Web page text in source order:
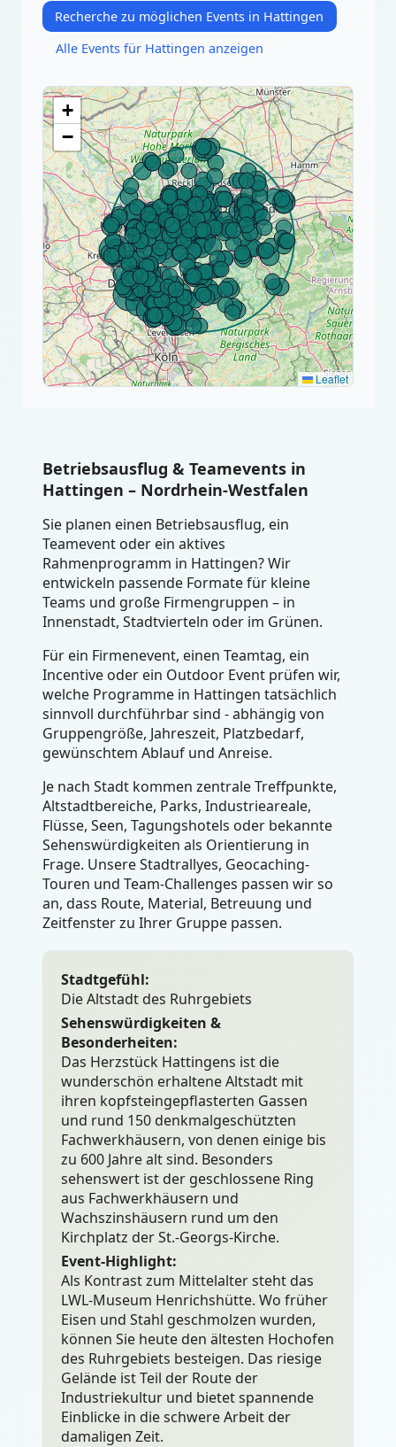
Recherche zu möglichen Events in Hattingen
Alle Events für Hattingen anzeigen
+
−
Leaflet
Betriebsausflug & Teamevents in
Hattingen – Nordrhein-Westfalen
Sie planen einen Betriebsausflug, ein
Teamevent oder ein aktives
Rahmenprogramm in Hattingen? Wir
entwickeln passende Formate für kleine
Teams und große Firmengruppen – in
Innenstadt, Stadtvierteln oder im Grünen.
Für ein Firmenevent, einen Teamtag, ein
Incentive oder ein Outdoor Event prüfen wir,
welche Programme in Hattingen tatsächlich
sinnvoll durchführbar sind - abhängig von
Gruppengröße, Jahreszeit, Platzbedarf,
gewünschtem Ablauf und Anreise.
Je nach Stadt kommen zentrale Treffpunkte,
Altstadtbereiche, Parks, Industrieareale,
Flüsse, Seen, Tagungshotels oder bekannte
Sehenswürdigkeiten als Orientierung in
Frage. Unsere Stadtrallyes, Geocaching-
Touren und Team-Challenges passen wir so
an, dass Route, Material, Betreuung und
Zeitfenster zu Ihrer Gruppe passen.
Stadtgefühl:
Die Altstadt des Ruhrgebiets
Sehenswürdigkeiten &
Besonderheiten:
Das Herzstück Hattingens ist die
wunderschön erhaltene Altstadt mit
ihren kopfsteingepflasterten Gassen
und rund 150 denkmalgeschützten
Fachwerkhäusern, von denen einige bis
zu 600 Jahre alt sind. Besonders
sehenswert ist der geschlossene Ring
aus Fachwerkhäusern und
Wachszinshäusern rund um den
Kirchplatz der St.-Georgs-Kirche.
Event-Highlight:
Als Kontrast zum Mittelalter steht das
LWL-Museum Henrichshütte. Wo früher
Eisen und Stahl geschmolzen wurden,
können Sie heute den ältesten Hochofen
des Ruhrgebiets besteigen. Das riesige
Gelände ist Teil der Route der
Industriekultur und bietet spannende
Einblicke in die schwere Arbeit der
damaligen Zeit.